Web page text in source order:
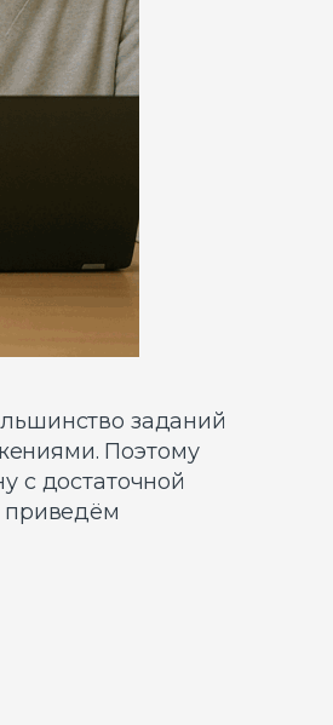
заданий
Поэтому
с достаточной
приведём